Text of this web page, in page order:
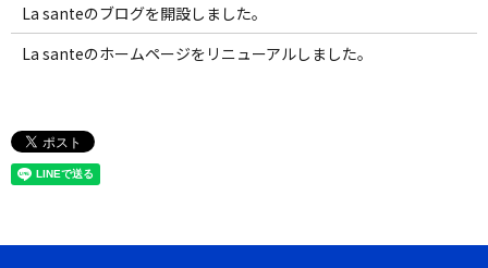
La santeのブログを開設しました。
La santeのホームページをリニューアルしました。